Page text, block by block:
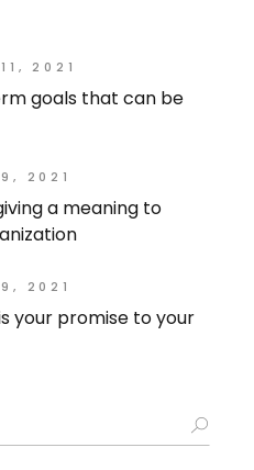
2021
goals that can be
9, 2021
a meaning to
9, 2021
your promise to your